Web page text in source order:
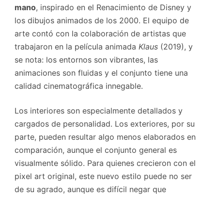
mano, inspirado en el Renacimiento de Disney y
los dibujos animados de los 2000. El equipo de
arte contó con la colaboración de artistas que
trabajaron en la película animada Klaus (2019), y
se nota: los entornos son vibrantes, las
animaciones son fluidas y el conjunto tiene una
calidad cinematográfica innegable.
Los interiores son especialmente detallados y
cargados de personalidad. Los exteriores, por su
parte, pueden resultar algo menos elaborados en
comparación, aunque el conjunto general es
visualmente sólido. Para quienes crecieron con el
pixel art original, este nuevo estilo puede no ser
de su agrado, aunque es difícil negar que